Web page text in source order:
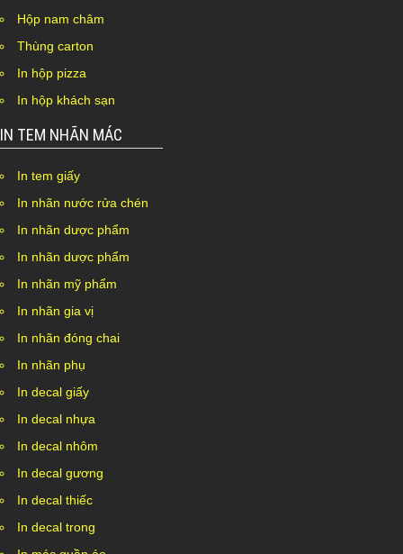
Hộp nam châm
Thùng carton
In hộp pizza
In hộp khách sạn
IN TEM NHÃN MÁC
In tem giấy
In nhãn nước rửa chén
In nhãn dược phẩm
In nhãn dược phẩm
In nhãn mỹ phẩm
In nhãn gia vị
In nhãn đóng chai
In nhãn phụ
In decal giấy
In decal nhựa
In decal nhôm
In decal gương
In decal thiếc
In decal trong